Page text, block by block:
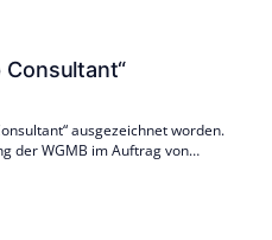
Consultant“
ausgezeichnet worden.
der WGMB im Auftrag von
beim Deutschen Mittelstands-